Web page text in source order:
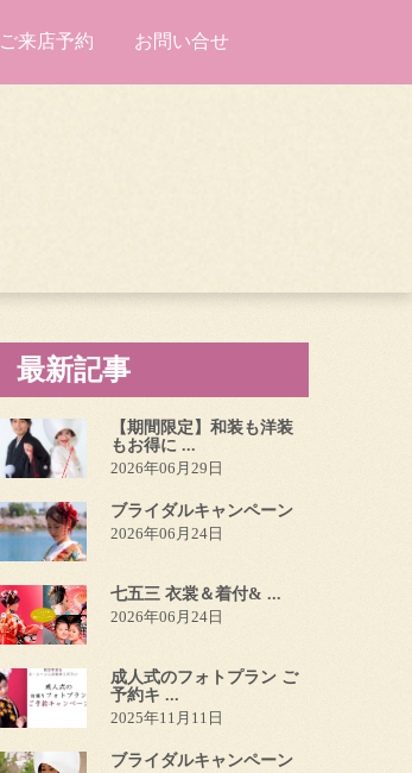
ご来店予約 お問い合せ
最新記事
【期間限定】和装も洋装
もお得に ...
2026年06月29日
ブライダルキャンペーン
2026年06月24日
七五三 衣裳＆着付& ...
2026年06月24日
成人式のフォトプラン ご
予約キ ...
2025年11月11日
ブライダルキャンペーン